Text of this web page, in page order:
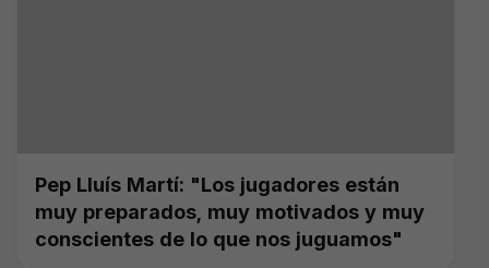
Pep Lluís Martí: "Los jugadores están
muy preparados, muy motivados y muy
conscientes de lo que nos juguamos"